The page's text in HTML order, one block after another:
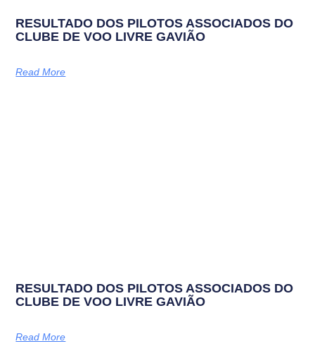
RESULTADO DOS PILOTOS ASSOCIADOS DO
CLUBE DE VOO LIVRE GAVIÃO
Read More
RESULTADO DOS PILOTOS ASSOCIADOS DO
CLUBE DE VOO LIVRE GAVIÃO
Read More